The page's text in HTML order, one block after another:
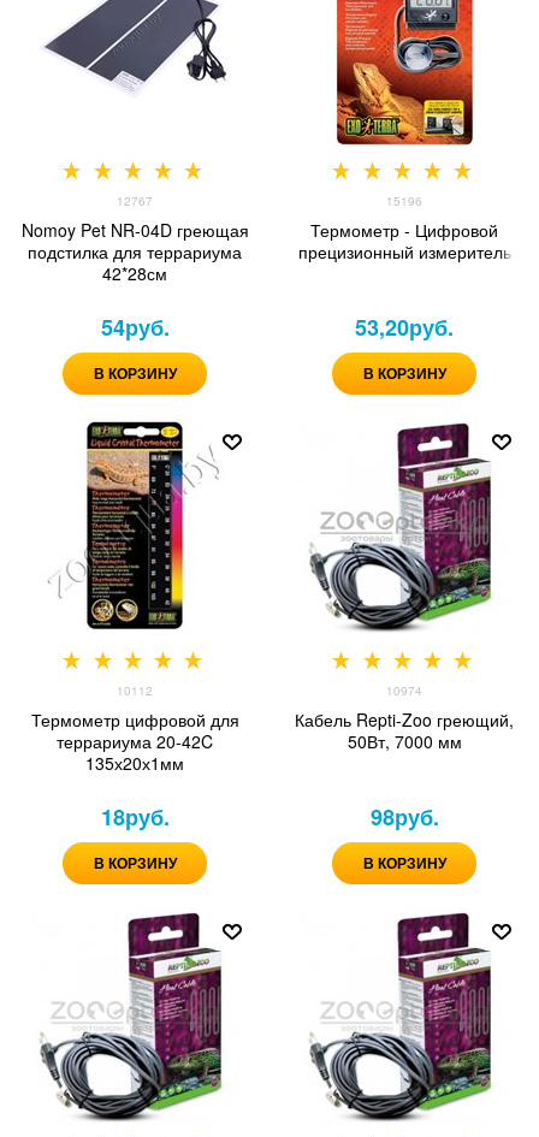
12767
Nomoy Pet NR-04D греющая
подстилка для террариума
42*28см
54руб.
В КОРЗИНУ
15196
Термометр - Цифровой
прецизионный измеритель
53,20руб.
В КОРЗИНУ
10112
Термометр цифровой для
террариума 20-42C
135х20х1мм
18руб.
В КОРЗИНУ
10974
Кабель Repti-Zoo греющий,
50Вт, 7000 мм
98руб.
В КОРЗИНУ